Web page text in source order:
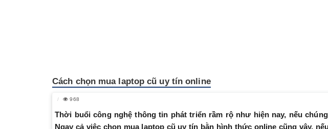
Cách chọn mua laptop cũ uy tín online
968
Thời buổi công nghệ thông tin phát triển rầm rộ như hiện nay, nếu
Ngay cả việc chọn mua laptop cũ uy tín bằn hình thức online cũng vậy,